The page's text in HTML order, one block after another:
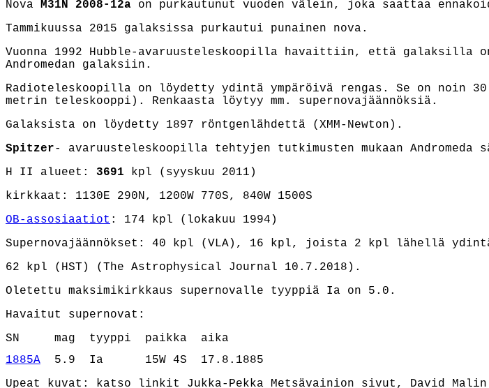
Nova M31N 2008-12a on purkautunut vuoden välein, joka saattaa
Tammikuussa 2015 galaksissa purkautui punainen nova.
Vuonna 1992 Hubble-avaruusteleskoopilla havaittiin, että galaksilla
Andromedan galaksiin.
Radioteleskoopilla on löydetty ydintä ympäröivä rengas. Se on noin
metrin teleskooppi). Renkaasta löytyy mm. supernovajäännöksiä.
Galaksista on löydetty 1897 röntgenlähdettä (XMM-Newton).
Spitzer- avaruusteleskoopilla tehtyjen tutkimusten mukaan
H II alueet: 3691 kpl (syyskuu 2011)
kirkkaat: 1130E 290N, 1200W 770S, 840W 1500S
OB-assosiaatiot : 174 kpl (lokakuu 1994)
Supernovajäännökset: 40 kpl (VLA), 16 kpl, joista 2 kpl lähellä
62 kpl (HST) (The Astrophysical Journal 10.7.2018).
Oletettu maksimikirkkaus supernovalle tyyppiä Ia on 5.0.
Havaitut supernovat:
SN     mag  tyyppi  paikka  aika
1885A
  5.9  Ia      15W 4S  17.8.1885
Upeat kuvat: katso linkit Jukka-Pekka Metsävainion sivut, David